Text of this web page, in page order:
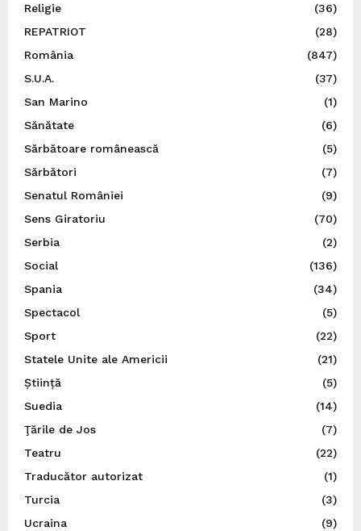
Religie
(36)
REPATRIOT
(28)
România
(847)
S.U.A.
(37)
San Marino
(1)
Sănătate
(6)
Sărbătoare românească
(5)
Sărbători
(7)
Senatul României
(9)
Sens Giratoriu
(70)
Serbia
(2)
Social
(136)
Spania
(34)
Spectacol
(5)
Sport
(22)
Statele Unite ale Americii
(21)
Știință
(5)
Suedia
(14)
Ţările de Jos
(7)
Teatru
(22)
Traducător autorizat
(1)
Turcia
(3)
Ucraina
(9)